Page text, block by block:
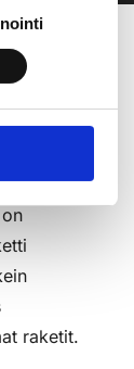
raketit.